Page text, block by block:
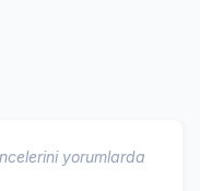
yorumlarda